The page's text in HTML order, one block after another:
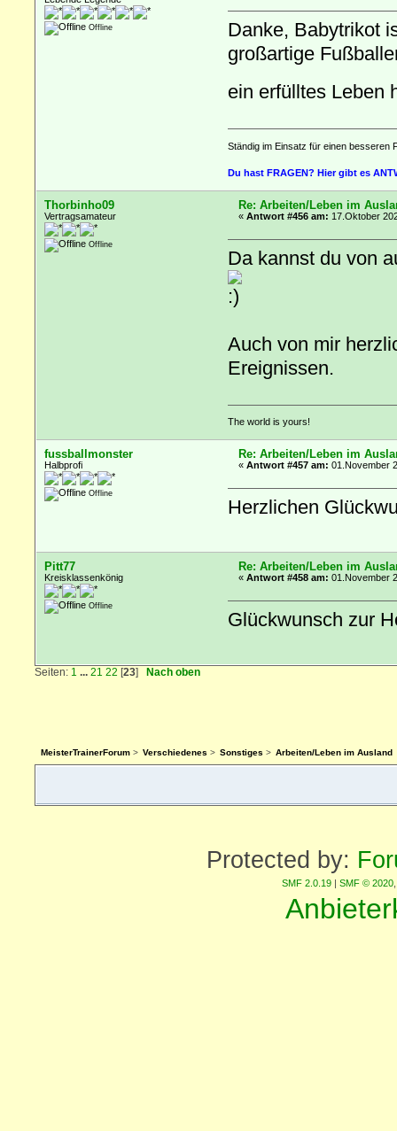
Offline
Danke, Babytrikot
großartige
ein erfülltes Leben
Ständig im Einsatz für einen besseren
Du hast FRAGEN? Hier gibt es
Thorbinho09
Vertragsamateur
Offline
Re: Arbeiten/Leben im
«Antwort #456 am: 17.Oktober
Da kannst du von
Auch von mir
Ereignissen.
The world is yours!
fussballmonster
Halbprofi
Offline
Re: Arbeiten/Leben im
«Antwort #457 am: 01.November
Herzlichen
Pitt77
Kreisklassenkönig
Offline
Re: Arbeiten/Leben im
«Antwort #458 am: 01.November
Glückwunsch zur
Seiten: 1 ...21 22 [23] Nach oben
MeisterTrainerForum> Verschiedenes > Sonstiges > Arbeiten/Leben im Ausland
Protected by:
SMF 2.0.19 | SMF © 2020